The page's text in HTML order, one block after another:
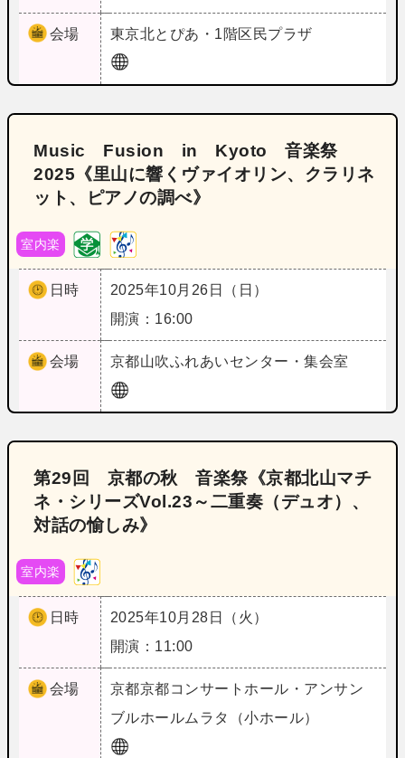
会場 東京北とぴあ・1階区民プラザ
Music Fusion in Kyoto 音楽祭
2025《里山に響くヴァイオリン、クラリネ
ット、ピアノの調べ》
室内楽
日時
2025年10月26日（日）
開演：16:00
会場 京都山吹ふれあいセンター・集会室
第29回 京都の秋 音楽祭《京都北山マチ
ネ・シリーズVol.23～二重奏（デュオ）、
対話の愉しみ》
室内楽
日時
2025年10月28日（火）
開演：11:00
会場 京都京都コンサートホール・アンサン
ブルホールムラタ（小ホール）